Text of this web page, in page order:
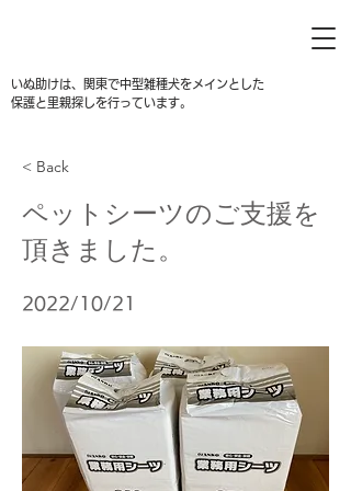
いぬ助けは、関東で中型雑種犬をメインとした
保護と里親探しを行っています。
< Back
ペットシーツのご支援を
頂きました。
2022/10/21